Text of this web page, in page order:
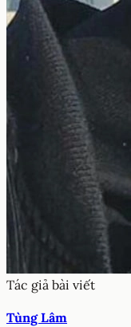
Tác giả bài viết
Tùng Lâm